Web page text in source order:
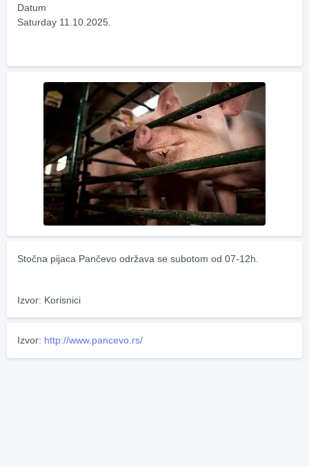
Datum
Saturday 11.10.2025.
Stočna pijaca Pančevo održava se subotom od 07-12h.
Izvor: Korisnici
Izvor: http://www.pancevo.rs/